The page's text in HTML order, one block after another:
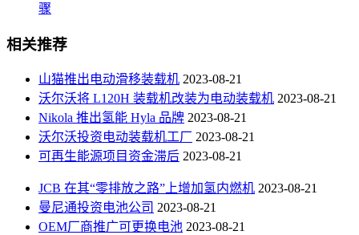
骤
相关推荐
山猫推出电动滑移装载机 2023-08-21
沃尔沃将 L120H 装载机改装为电动装载机 2023-08-21
Nikola 推出氢能 Hyla 品牌 2023-08-21
沃尔沃投资电动装载机工厂 2023-08-21
可再生能源项目资金滞后 2023-08-21
JCB 在其“零排放之路”上增加氢内燃机 2023-08-21
曼尼通投资电池公司 2023-08-21
OEM厂商推广可更换电池 2023-08-21